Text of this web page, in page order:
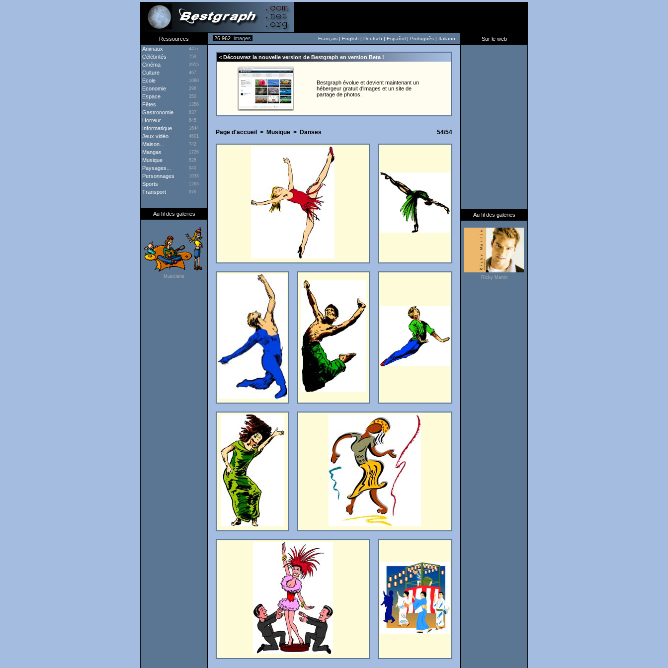
Ressources 26 962 images Français | English | Deutsch | Español | Português | Italiano
Sur le web
Animaux
4457
Célébrités 759
Cinéma 2955
Culture 467
Ecole 1080
Economie 296
Espace 350
Fêtes 1356
Gastronomie 837
Horreur 645
Informatique 1644
Jeux vidéo 4601
Maison... 742
Mangas 1726
Musique 828
Paysages... 940
Personnages 1038
Sports 1265
Transport 976
Au fil des galeries
Musiciens
< Découvrez la nouvelle version de Bestgraph en version Beta !
Bestgraph évolue et devient maintenant un
hébergeur gratuit d'images et un site de
partage de photos.
Page d'accueil > Musique > Danses 54/54
Au fil des galeries
Ricky Martin